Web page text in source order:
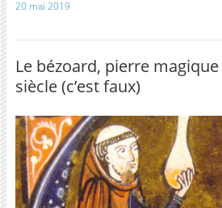
20 mai 2019
Le bézoard, pierre
siècle (c’est faux)